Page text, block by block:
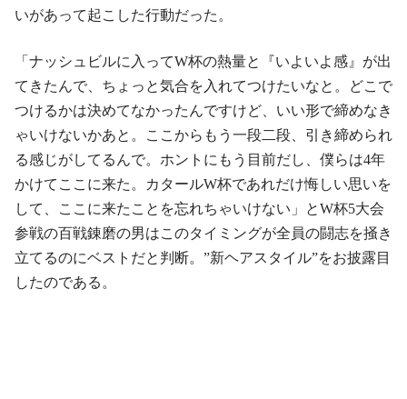
いがあって起こした行動だった。
「ナッシュビルに入ってW杯の熱量と『いよいよ感』が出
てきたんで、ちょっと気合を入れてつけたいなと。どこで
つけるかは決めてなかったんですけど、いい形で締めなき
ゃいけないかあと。ここからもう一段二段、引き締められ
る感じがしてるんで。ホントにもう目前だし、僕らは4年
かけてここに来た。カタールW杯であれだけ悔しい思いを
して、ここに来たことを忘れちゃいけない」とW杯5大会
参戦の百戦錬磨の男はこのタイミングが全員の闘志を掻き
立てるのにベストだと判断。”新ヘアスタイル”をお披露目
したのである。